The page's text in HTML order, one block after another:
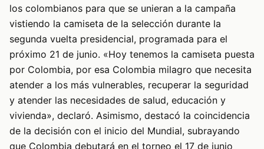
los colombianos para que se unieran a la campaña
vistiendo la camiseta de la selección durante la
segunda vuelta presidencial, programada para el
próximo 21 de junio. «Hoy tenemos la camiseta puesta
por Colombia, por esa Colombia milagro que necesita
atender a los más vulnerables, recuperar la seguridad
y atender las necesidades de salud, educación y
vivienda», declaró. Asimismo, destacó la coincidencia
de la decisión con el inicio del Mundial, subrayando
que Colombia debutará en el torneo el 17 de junio